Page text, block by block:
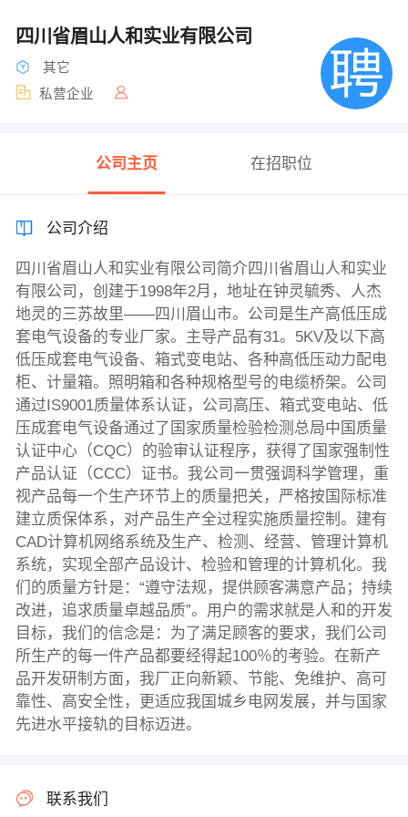
四川省眉山人和实业有限公司
其它
私营企业
公司主页 在招职位
公司介绍
四川省眉山人和实业有限公司简介四川省眉山人和实业
有限公司，创建于1998年2月，地址在钟灵毓秀、人杰
地灵的三苏故里——四川眉山市。公司是生产高低压成
套电气设备的专业厂家。主导产品有31。5KV及以下高
低压成套电气设备、箱式变电站、各种高低压动力配电
柜、计量箱。照明箱和各种规格型号的电缆桥架。公司
通过IS9001质量体系认证，公司高压、箱式变电站、低
压成套电气设备通过了国家质量检验检测总局中国质量
认证中心（CQC）的验审认证程序，获得了国家强制性
产品认证（CCC）证书。我公司一贯强调科学管理，重
视产品每一个生产环节上的质量把关，严格按国际标准
建立质保体系，对产品生产全过程实施质量控制。建有
CAD计算机网络系统及生产、检测、经营、管理计算机
系统，实现全部产品设计、检验和管理的计算机化。我
们的质量方针是：“遵守法规，提供顾客满意产品；持续
改进，追求质量卓越品质”。用户的需求就是人和的开发
目标，我们的信念是：为了满足顾客的要求，我们公司
所生产的每一件产品都要经得起100％的考验。在新产
品开发研制方面，我厂正向新颖、节能、免维护、高可
靠性、高安全性，更适应我国城乡电网发展，并与国家
先进水平接轨的目标迈进。
联系我们